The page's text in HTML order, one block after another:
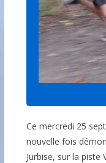
Ce mercredi 25
nouvelle fois
Jurbise, sur la piste